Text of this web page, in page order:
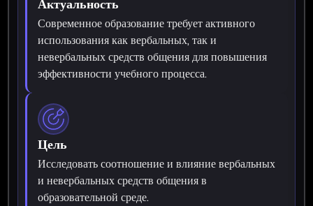
Актуальность
Современное образование требует активного
использования как вербальных, так и
невербальных средств общения для повышения
эффективности учебного процесса.
Цель
Исследовать соотношение и влияние вербальных
и невербальных средств общения в
образовательной среде.